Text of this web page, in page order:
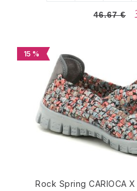
46.67 €
15 %
Rock Spring CARIOCA